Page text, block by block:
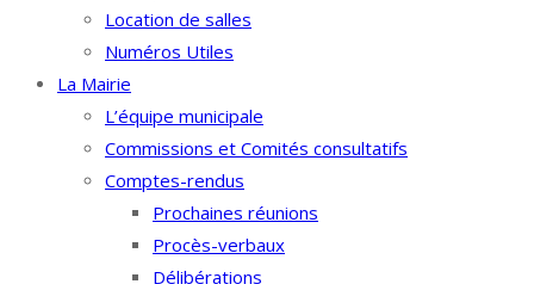
Location de salles
Numéros Utiles
La Mairie
L’équipe municipale
Commissions et Comités consultatifs
Comptes-rendus
Prochaines réunions
Procès-verbaux
Délibérations